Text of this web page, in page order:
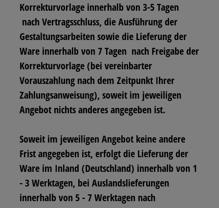
Korrekturvorlage innerhalb von 3-5 Tagen
nach Vertragsschluss, die Ausführung der
Gestaltungsarbeiten sowie die Lieferung der
Ware innerhalb von 7Tagen nach Freigabe der
Korrekturvorlage (bei vereinbarter
Vorauszahlung nach dem Zeitpunkt Ihrer
Zahlungsanweisung), soweit im jeweiligen
Angebot nichts anderes angegeben ist.
Soweit im jeweiligen Angebot keine andere
Frist angegeben ist, erfolgt die Lieferung der
Ware im Inland (Deutschland) innerhalb von 1
- 3 Werktagen, bei Auslandslieferungen
innerhalb von 5 - 7 Werktagen nach